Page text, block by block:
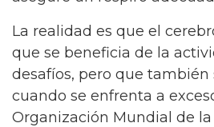
La realidad es que el
que se beneficia de la
desafíos, pero que
cuando se enfrenta a
Organización Mundial de la